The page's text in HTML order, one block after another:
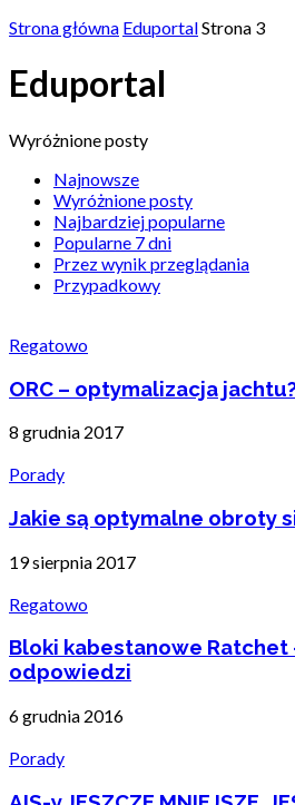
Strona główna EduportalStrona 3
Eduportal
Wyróżnione posty
Najnowsze
Wyróżnione posty
Najbardziej popularne
Popularne 7 dni
Przez wynik przeglądania
Przypadkowy
Regatowo
ORC – optymalizacja
8 grudnia 2017
Porady
Jakie są optymalne obroty
19 sierpnia 2017
Regatowo
Bloki kabestanowe Ratchet
odpowiedzi
6 grudnia 2016
Porady